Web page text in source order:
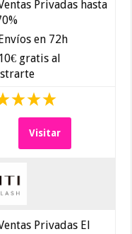
Privadas hasta
Envíos en 72h
10€ gratis al
Visitar
Privadas El